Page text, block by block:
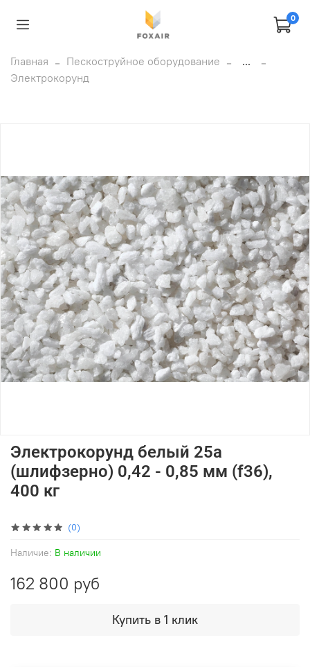
0
Главная Пескоструйное оборудование
...
Электрокорунд
(0)
Наличие: В наличии
Электрокорунд белый 25а
(шлифзерно) 0,42 - 0,85 мм (f36),
400 кг
162 800 руб
Купить в 1 клик